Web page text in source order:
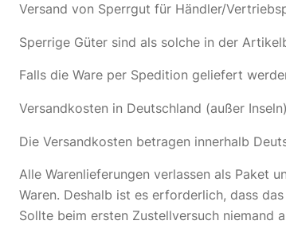
Versand von Sperrgut für Händler/
Sperrige Güter sind als solche in der
Falls die Ware per Spedition geliefert
Versandkosten in Deutschland (außer Inseln)
Die Versandkosten betragen innerhalb
Alle Warenlieferungen verlassen als Paket
Waren. Deshalb ist es erforderlich, dass
Sollte beim ersten Zustellversuch niemand